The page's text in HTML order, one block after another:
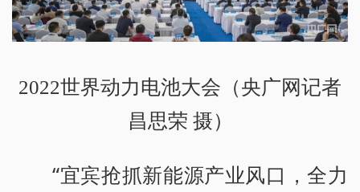
2022世界动力电池大会（央广网记者
昌思荣 摄）
“宜宾抢抓新能源产业风口，全力